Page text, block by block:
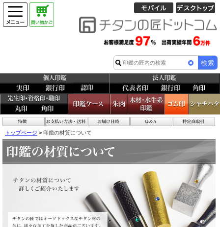
トップページ > 印鑑の材質について